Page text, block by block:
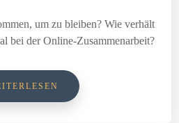
um zu bleiben? Wie verhält
bei der Online-Zusammenarbeit?